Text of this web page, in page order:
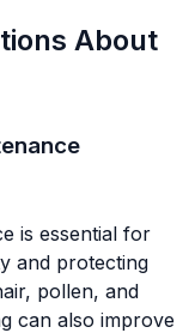
About
is essential for
and protecting
pollen, and
can also improve